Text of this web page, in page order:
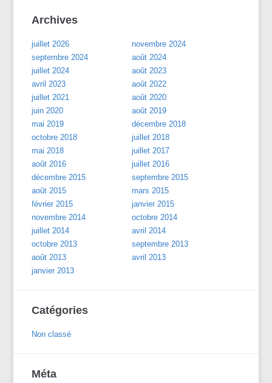
Archives
juillet 2026
novembre 2024
septembre 2024
août 2024
juillet 2024
août 2023
avril 2023
août 2022
juillet 2021
août 2020
juin 2020
août 2019
mai 2019
décembre 2018
octobre 2018
juillet 2018
mai 2018
juillet 2017
août 2016
juillet 2016
décembre 2015
septembre 2015
août 2015
mars 2015
février 2015
janvier 2015
novembre 2014
octobre 2014
juillet 2014
avril 2014
octobre 2013
septembre 2013
août 2013
avril 2013
janvier 2013
Catégories
Non classé
Méta